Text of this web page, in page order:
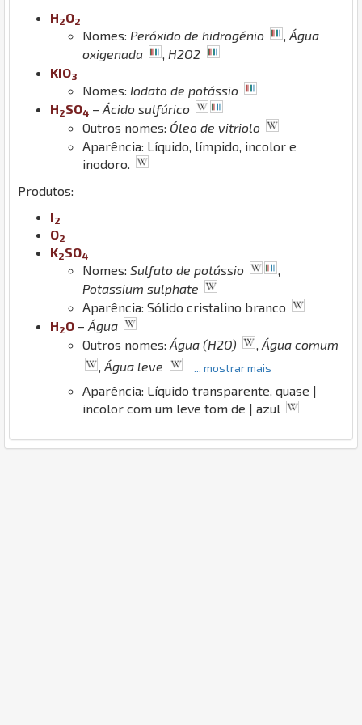
H2O2
Nomes: Peróxido de hidrogénio ,Água
oxigenada
H2O2
KIO3
Nomes: Iodato de potássio
H2SO4 – Ácido sulfúrico
Outros nomes: Óleo de vitriolo
Aparência: Líquido, límpido, incolor e
inodoro.
Produtos:
I2
O2
K2SO4
Nomes: Sulfato de potássio
,
Potassium sulphate
Aparência: Sólido cristalino branco
H2O – Água
Outros nomes: Água (H2O) ,Água comum
,Água leve ... mostrar mais
Aparência: Líquido transparente, quase |
incolor com um leve tom de | azul